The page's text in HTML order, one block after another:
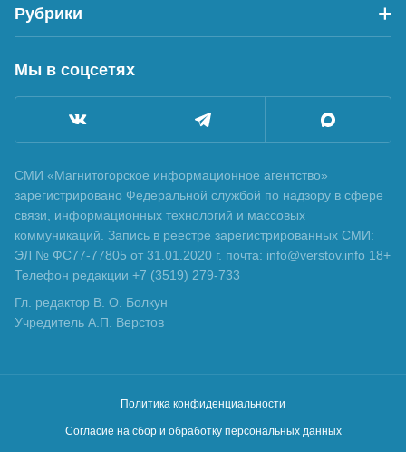
Рубрики
Мы в соцсетях
СМИ «Магнитогорское информационное агентство»
зарегистрировано Федеральной службой по надзору в сфере
связи, информационных технологий и массовых
коммуникаций. Запись в реестре зарегистрированных СМИ:
ЭЛ № ФС77-77805 от 31.01.2020 г. почта: info@verstov.info 18+
Телефон редакции +7 (3519) 279-733
Гл. редактор В. О. Болкун
Учредитель А.П. Верстов
Политика конфиденциальности
Согласие на сбор и обработку персональных данных